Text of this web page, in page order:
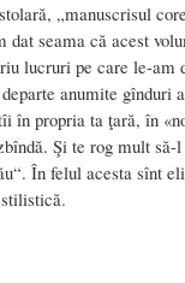
„manuscrisul
seama că acest
lucruri pe care le-am
anumite
în propria ta ţară, în
Şi te rog mult
În felul acesta sînt